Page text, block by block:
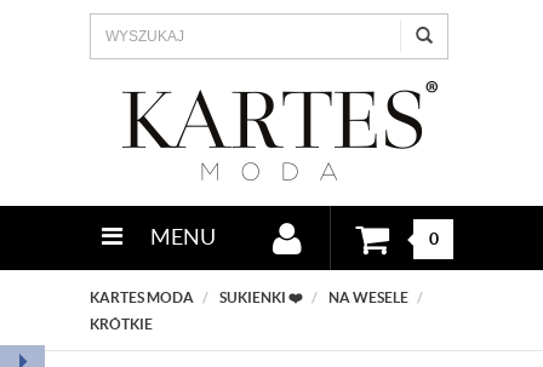
MENU 0
KARTES MODA SUKIENKI ❤️
NA WESELE
KRÓTKIE